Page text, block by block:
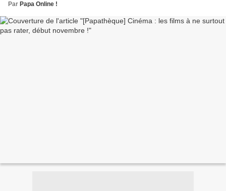
Par Papa Online !